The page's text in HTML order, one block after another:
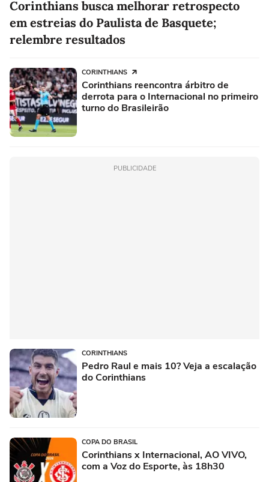
Corinthians busca melhorar retrospecto
em estreias do Paulista de Basquete;
relembre resultados
CORINTHIANS
Corinthians reencontra árbitro de
derrota para o Internacional no primeiro
turno do Brasileirão
PUBLICIDADE
CORINTHIANS
Pedro Raul e mais 10? Veja a escalação
do Corinthians
COPA DO BRASIL
Corinthians x Internacional, AO VIVO,
com a Voz do Esporte, às 18h30